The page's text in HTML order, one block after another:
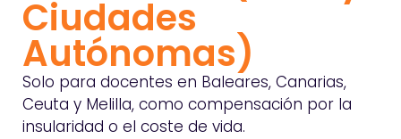
Ciudades
Autónomas)
Solo para docentes en Baleares, Canarias,
Ceuta y Melilla, como compensación por la
insularidad o el coste de vida.